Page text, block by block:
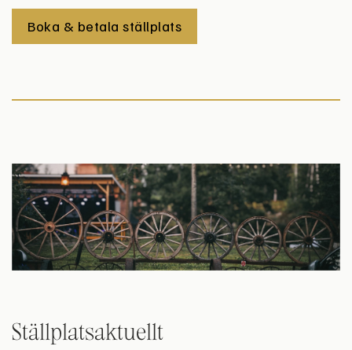
Boka & betala ställplats
Ställplatsaktuellt